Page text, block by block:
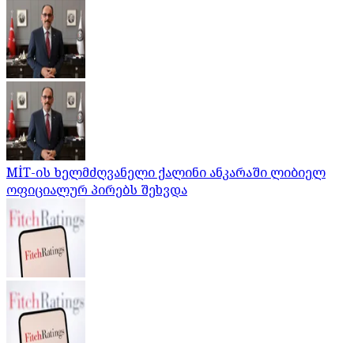
MİT-ის ხელმძღვანელი ქალინი ანკარაში ლიბიელ
ოფიციალურ პირებს შეხვდა